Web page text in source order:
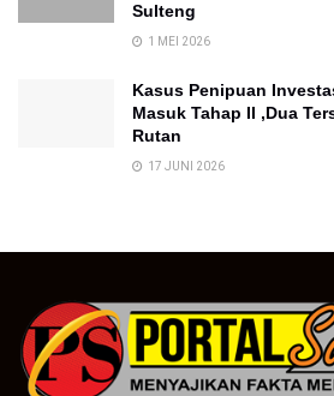
Sulteng
1 MEI 2026
Kasus Penipuan
Masuk Tahap II ,Dua
Rutan
17 JUNI 2026